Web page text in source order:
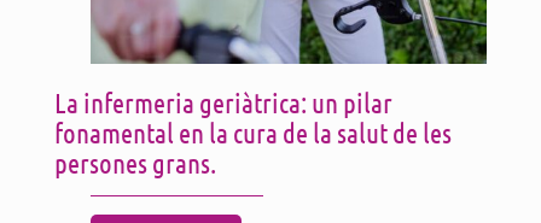
La infermeria geriàtrica: un pilar
fonamental en la cura de la salut de les
persones grans.